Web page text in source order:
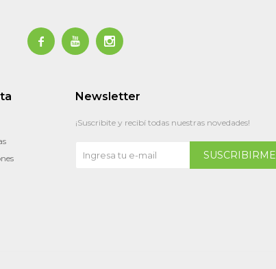
  
Newsletter
¡Suscribite y recibí todas nuestras novedades!
SUSCRIBIRME